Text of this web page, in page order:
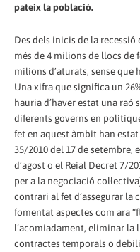
pateix la població.
Des dels inicis de la recessió
més de 4 milions de llocs de
milions d’aturats, sense
Una xifra que significa un
hauria d’haver estat una
diferents governs en
fet en aquest àmbit han
35/2010 del 17 de setembre,
d’agost o el Reial Decret 7/
per a la negociació
contrari al fet d’assegurar la
fomentat aspectes com ara
l’acomiadament, eliminar la
contractes temporals o